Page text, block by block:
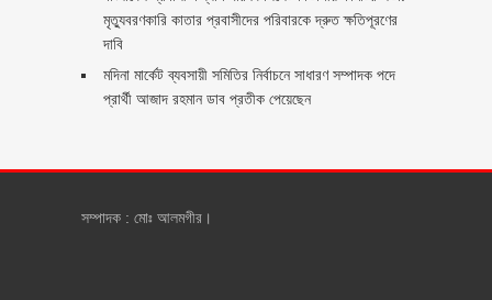
মৃত্যুবরণকারি কাতার প্রবাসীদের পরিবারকে দ্রুত ক্ষতিপূরণের
দাবি
মদিনা মার্কেট ব্যবসায়ী সমিতির নির্বাচনে সাধারণ সম্পাদক পদে
প্রার্থী আজাদ রহমান ডাব প্রতীক পেয়েছেন ‎
সম্পাদক : মোঃ আলমগীর।